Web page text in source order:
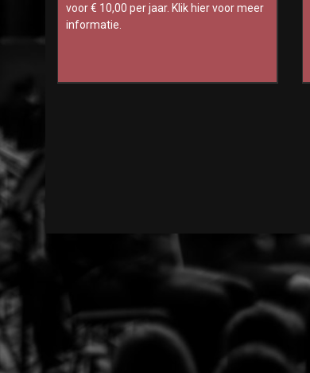
voor € 10,00 per jaar. Klik hier voor meer
informatie.